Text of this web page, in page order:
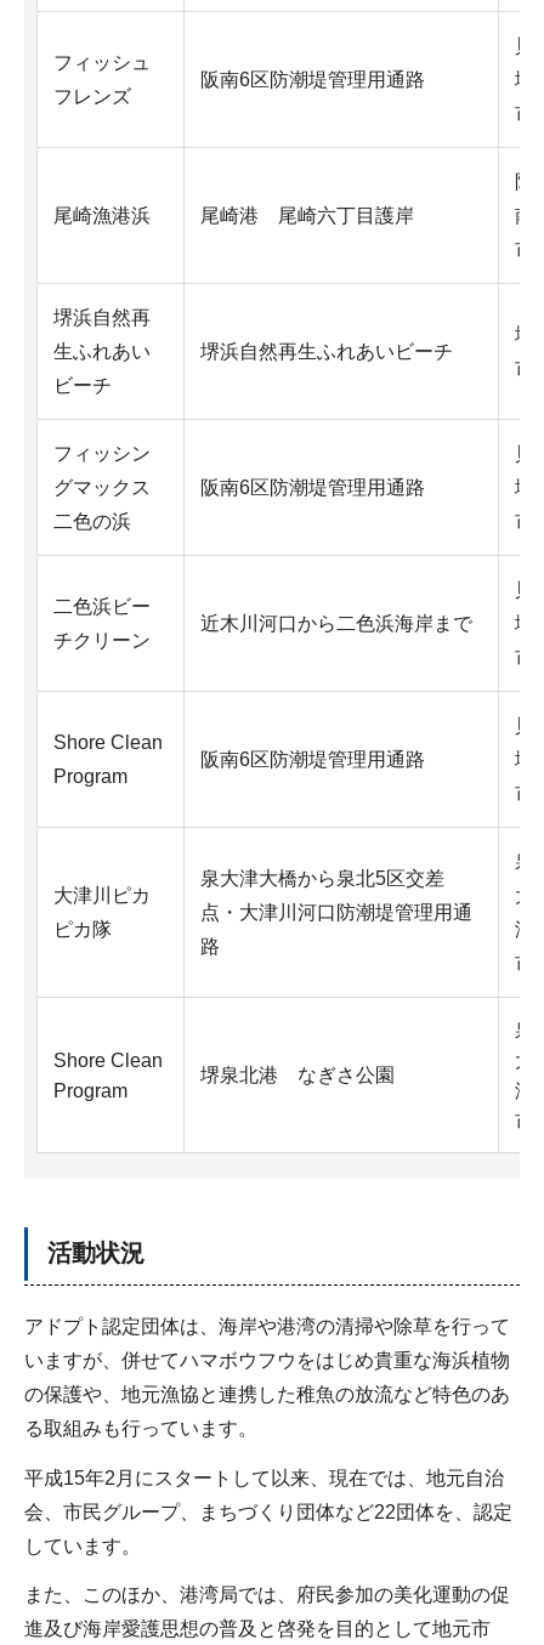
フィッシュ
フレンズ
阪南6区防潮堤管理用通路
貝
塚
市
尾崎漁港浜 尾崎港 尾崎六丁目護岸
阪
南
市
堺浜自然再
生ふれあい
ビーチ
堺浜自然再生ふれあいビーチ
堺
市
フィッシン
グマックス
二色の浜
阪南6区防潮堤管理用通路
貝
塚
市
二色浜ビー
チクリーン
近木川河口から二色浜海岸まで
貝
塚
市
Shore Clean
Program
阪南6区防潮堤管理用通路
貝
塚
市
大津川ピカ
ピカ隊
泉大津大橋から泉北5区交差
点・大津川河口防潮堤管理用通
路
泉
大
津
市
Shore Clean
Program
堺泉北港 なぎさ公園
泉
大
津
市
活動状況
アドプト認定団体は、海岸や港湾の清掃や除草を行って
いますが、併せてハマボウフウをはじめ貴重な海浜植物
の保護や、地元漁協と連携した稚魚の放流など特色のあ
る取組みも行っています。
平成15年2月にスタートして以来、現在では、地元自治
会、市民グループ、まちづくり団体など22団体を、認定
しています。
また、このほか、港湾局では、府民参加の美化運動の促
進及び海岸愛護思想の普及と啓発を目的として地元市